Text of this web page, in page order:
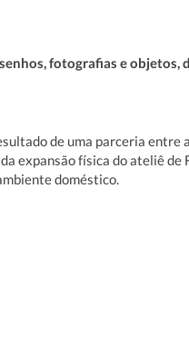
fotografias e
de uma parceria entre
expansão física do ateliê
doméstico.